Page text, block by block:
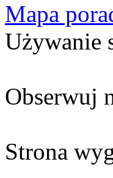
Mapa
Używanie
Obserwuj
Strona